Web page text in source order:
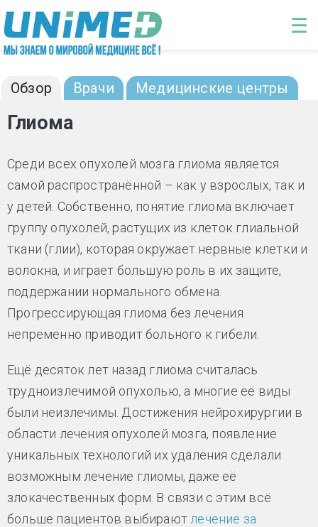
Перейти к основному содержанию
☰
Глиома: диагностика и лечение
Обзор Врачи Медицинские центры
Глиома
Среди всех опухолей мозга глиома является
самой распространённой – как у взрослых, так и
у детей. Собственно, понятие глиома включает
группу опухолей, растущих из клеток глиальной
ткани (глии), которая окружает нервные клетки и
волокна, и играет большую роль в их защите,
поддержании нормального обмена.
Прогрессирующая глиома без лечения
непременно приводит больного к гибели.
Ещё десяток лет назад глиома считалась
трудноизлечимой опухолью, а многие её виды
были неизлечимы. Достижения нейрохирургии в
области лечения опухолей мозга, появление
уникальных технологий их удаления сделали
возможным лечение глиомы, даже её
злокачественных форм. В связи с этим всё
больше пациентов выбирают лечение за